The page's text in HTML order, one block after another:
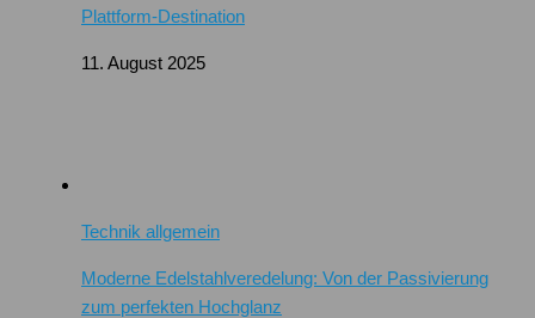
Plattform-Destination
11. August 2025
Technik allgemein
Moderne Edelstahlveredelung: Von der Passivierung
zum perfekten Hochglanz